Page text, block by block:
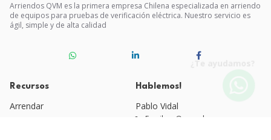
¿Te ayudamos?
Arriendos QVM es la primera empresa Chilena especializada en arriendo
de equipos para pruebas de verificación eléctrica. Nuestro servicio es
ágil, simple y de alta calidad
Recursos
Arrendar
Hablemos!
Pablo Vidal
Email: pv@qvm.cl